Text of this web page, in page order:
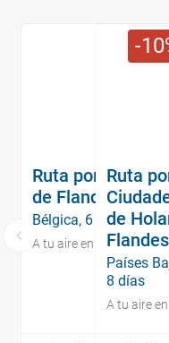
10
Ruta por la Región
de Flandes
Bélgica, 6 días
A tu aire en coche
Ruta
de
Flandes
Países
8 días
A tu aire en